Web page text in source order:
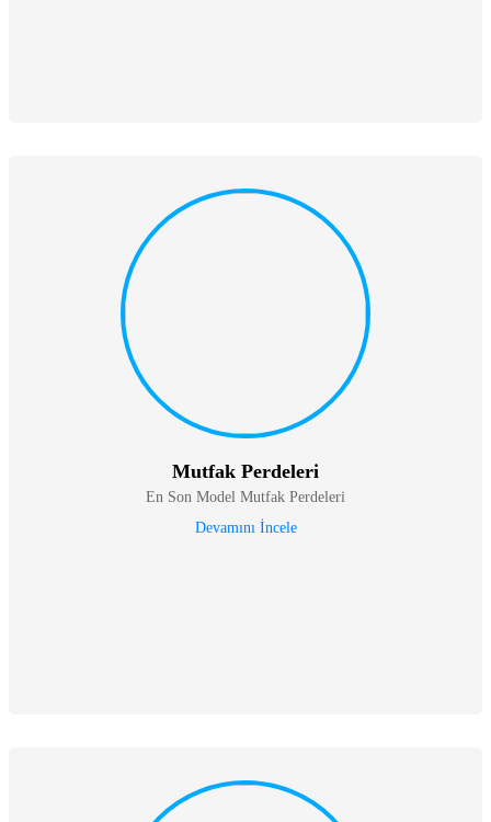
Mutfak Perdeleri
En Son Model Mutfak Perdeleri
Devamını İncele